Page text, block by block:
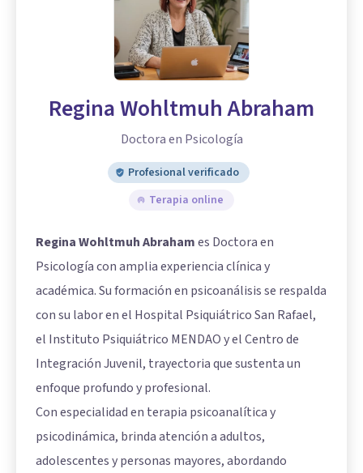
Regina Wohltmuh Abraham
Doctora en Psicología
Profesional verificado
Terapia online
Regina Wohltmuh Abrahames Doctora en
Psicología con amplia experiencia clínica y
académica. Su formación en psicoanálisis se respalda
con su labor en el Hospital Psiquiátrico San Rafael,
el Instituto Psiquiátrico MENDAO y el Centro de
Integración Juvenil, trayectoria que sustenta un
enfoque profundo y profesional.
Con especialidad en terapia psicoanalítica y
psicodinámica, brinda atención a adultos,
adolescentes y personas mayores, abordando